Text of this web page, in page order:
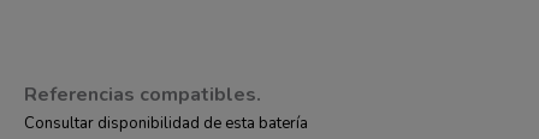
Referencias compatibles.
Consultar disponibilidad de esta batería